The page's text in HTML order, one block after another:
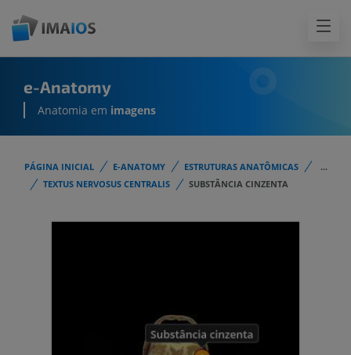
e-Anatomy
Anatomia em imagens
PÁGINA INICIAL E-ANATOMY ESTRUTURAS ANATÔMICAS
...
TEXTUS NERVOSUS CENTRALIS
SUBSTÂNCIA CINZENTA